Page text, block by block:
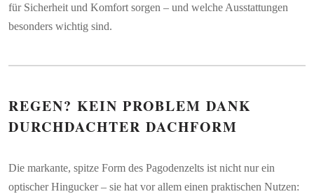
für Sicherheit und Komfort sorgen – und welche Ausstattungen
besonders wichtig sind.
REGEN? KEIN PROBLEM DANK
DURCHDACHTER DACHFORM
Die markante, spitze Form des Pagodenzelts ist nicht nur ein
optischer Hingucker – sie hat vor allem einen praktischen Nutzen: